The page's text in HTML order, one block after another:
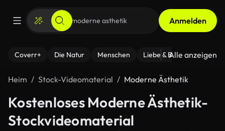
Anmelden
Coverr+ Die Natur Menschen Liebe & Beziehungen
Alle anzeigen
Heim Stock-Videomaterial Moderne Ästhetik
Kostenloses Moderne Ästhetik-
Stockvideomaterial